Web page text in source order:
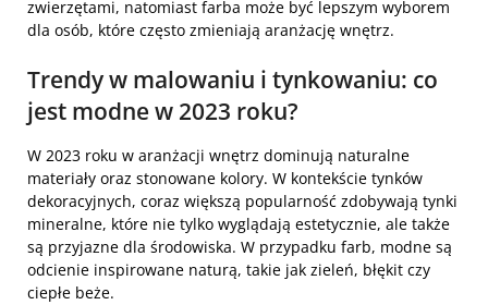
zwierzętami, natomiast farba może być lepszym wyborem
dla osób, które często zmieniają aranżację wnętrz.
Trendy w malowaniu i tynkowaniu: co
jest modne w 2023 roku?
W 2023 roku w aranżacji wnętrz dominują naturalne
materiały oraz stonowane kolory. W kontekście tynków
dekoracyjnych, coraz większą popularność zdobywają tynki
mineralne, które nie tylko wyglądają estetycznie, ale także
są przyjazne dla środowiska. W przypadku farb, modne są
odcienie inspirowane naturą, takie jak zieleń, błękit czy
ciepłe beże.